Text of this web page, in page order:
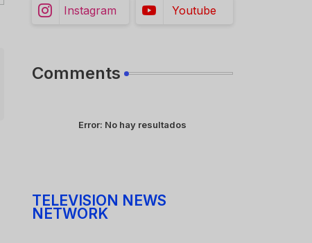
Instagram Youtube
Comments
Error: No hay resultados
TELEVISION NEWS
NETWORK